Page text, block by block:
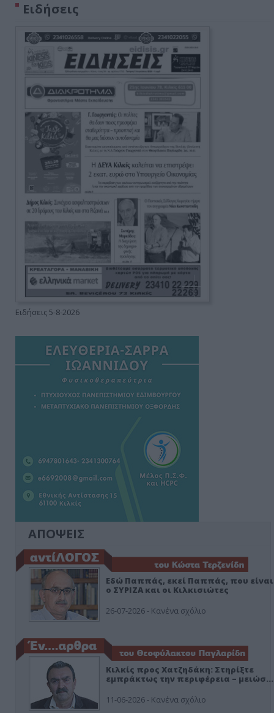
Ειδήσεις
Ειδήσεις 5-8-2026
ΑΠΟΨΕΙΣ
Εδώ Παππάς, εκεί Παππάς, που είναι
ο ΣΥΡΙΖΑ και οι Κιλκισιώτες
26-07-2026 - Κανένα σχόλιο
Κιλκίς προς Χατζηδάκη: Στηρίξτε
εμπράκτως την περιφέρεια – μειώσ…
11-06-2026 - Κανένα σχόλιο